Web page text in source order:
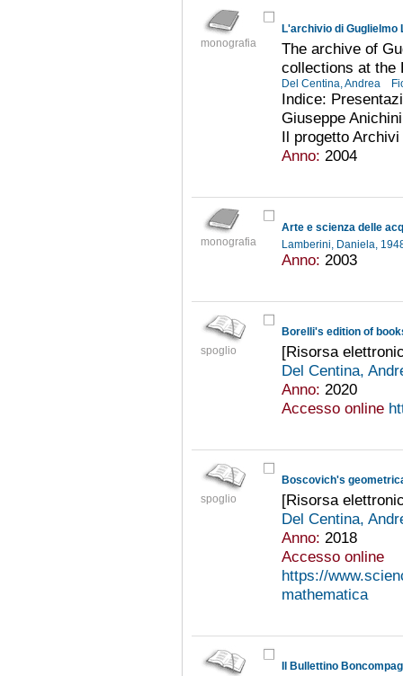
monografia
The archive of
collections at the
Del Centina, Andrea
Indice:
Giuseppe
Il progetto
Anno: 2004
monografia
Arte e scienza delle
Lamberini, Daniela,
Anno: 2003
spoglio
[Risorsa
Del Centina,
Anno: 2020
Accesso online
spoglio
[Risorsa
Del Centina,
Anno: 2018
Accesso online
https://
mathematica